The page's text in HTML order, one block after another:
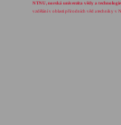
NTNU, norská univerzita vědy a
vzdělání v oblasti přírodních věd a techniky v